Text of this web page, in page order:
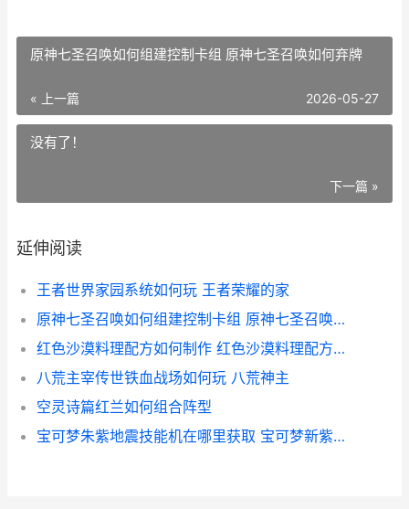
原神七圣召唤如何组建控制卡组 原神七圣召唤如何弃牌
« 上一篇 2026-05-27
没有了！
下一篇 »
延伸阅读
王者世界家园系统如何玩 王者荣耀的家
原神七圣召唤如何组建控制卡组 原神七圣召唤如何弃牌
红色沙漠料理配方如何制作 红色沙漠料理配方怎么用
八荒主宰传世铁血战场如何玩 八荒神主
空灵诗篇红兰如何组合阵型
宝可梦朱紫地震技能机在哪里获取 宝可梦新紫地下室在哪